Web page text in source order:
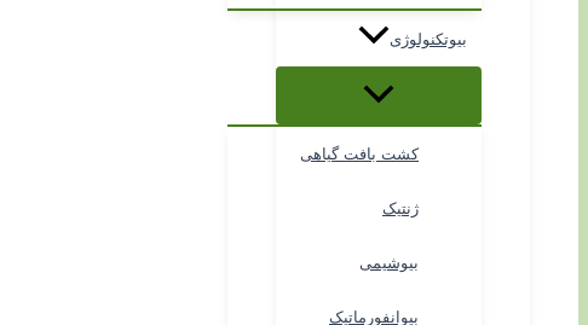
بیوتکنولوژی
کشت بافت گیاهی
ژنتیک
بیوشیمی
بیوانفورماتیک